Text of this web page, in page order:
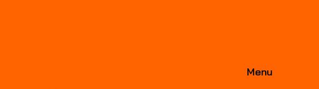
Menu